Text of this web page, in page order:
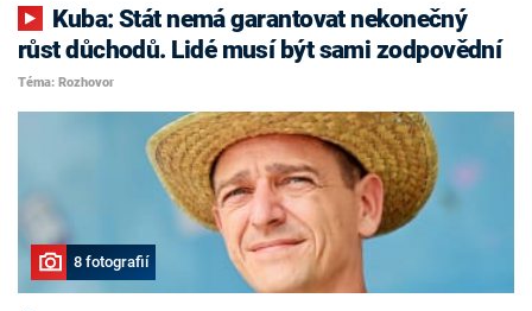
růst důchodů. Lidé musí být sami zodpovědní
Téma: Rozhovor
8 fotografií